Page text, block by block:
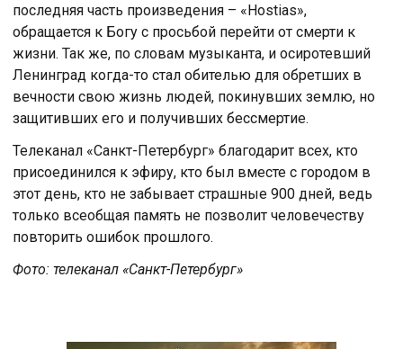
последняя часть произведения – «Hostias»,
обращается к Богу с просьбой перейти от смерти к
жизни. Так же, по словам музыканта, и осиротевший
Ленинград когда-то стал обителью для обретших в
вечности свою жизнь людей, покинувших землю, но
защитивших его и получивших бессмертие.
Телеканал «Санкт-Петербург» благодарит всех, кто
присоединился к эфиру, кто был вместе с городом в
этот день, кто не забывает страшные 900 дней, ведь
только всеобщая память не позволит человечеству
повторить ошибок прошлого.
Фото: телеканал «Санкт-Петербург»